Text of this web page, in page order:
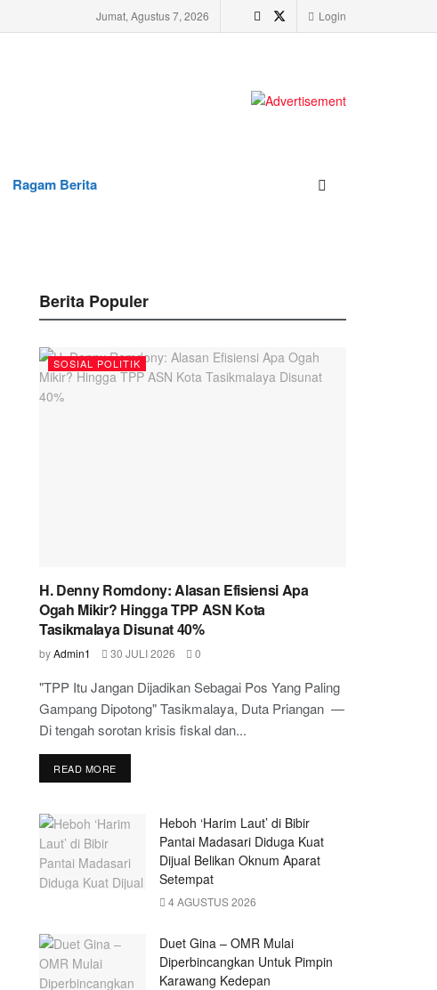
Jumat, Agustus 7, 2026 Login
Ragam Berita
Berita Populer
SOSIAL POLITIK
H. Denny Romdony: Alasan Efisiensi Apa
Ogah Mikir? Hingga TPP ASN Kota
Tasikmalaya Disunat 40%
byAdmin1 30 JULI 2026 0
"TPP Itu Jangan Dijadikan Sebagai Pos Yang Paling
Gampang Dipotong" Tasikmalaya, Duta Priangan —
Di tengah sorotan krisis fiskal dan...
READ MORE
Heboh ‘Harim Laut’ di Bibir
Pantai Madasari Diduga Kuat
Dijual Belikan Oknum Aparat
Setempat
4 AGUSTUS 2026
Duet Gina – OMR Mulai
Diperbincangkan Untuk Pimpin
Karawang Kedepan